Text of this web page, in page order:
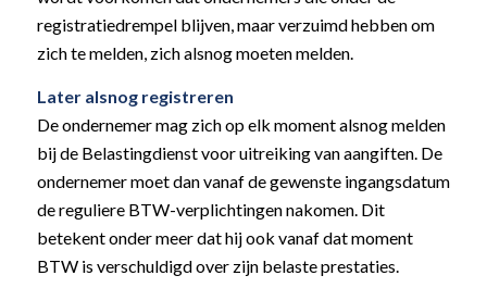
registratiedrempel blijven, maar verzuimd hebben om
zich te melden, zich alsnog moeten melden.
Later alsnog registreren
De ondernemer mag zich op elk moment alsnog melden
bij de Belastingdienst voor uitreiking van aangiften. De
ondernemer moet dan vanaf de gewenste ingangsdatum
de reguliere BTW-verplichtingen nakomen. Dit
betekent onder meer dat hij ook vanaf dat moment
BTW is verschuldigd over zijn belaste prestaties.